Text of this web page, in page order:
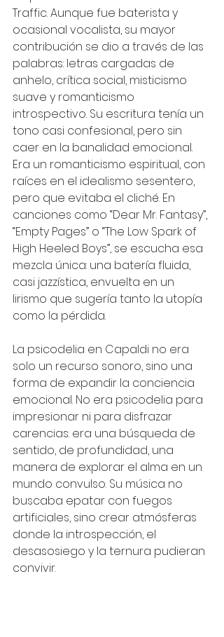
Traffic. Aunque fue baterista y
ocasional vocalista, su mayor
contribución se dio a través de las
palabras: letras cargadas de
anhelo, crítica social, misticismo
suave y romanticismo
introspectivo. Su escritura tenía un
tono casi confesional, pero sin
caer en la banalidad emocional.
Era un romanticismo espiritual, con
raíces en el idealismo sesentero,
pero que evitaba el cliché. En
canciones como “Dear Mr. Fantasy”,
“Empty Pages” o “The Low Spark of
High Heeled Boys”, se escucha esa
mezcla única: una batería fluida,
casi jazzística, envuelta en un
lirismo que sugería tanto la utopía
como la pérdida.
La psicodelia en Capaldi no era
solo un recurso sonoro, sino una
forma de expandir la conciencia
emocional. No era psicodelia para
impresionar ni para disfrazar
carencias: era una búsqueda de
sentido, de profundidad, una
manera de explorar el alma en un
mundo convulso. Su música no
buscaba epatar con fuegos
artificiales, sino crear atmósferas
donde la introspección, el
desasosiego y la ternura pudieran
convivir.